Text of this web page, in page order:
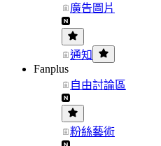
廣告圖片
通知
Fanplus
自由討論區
粉絲藝術